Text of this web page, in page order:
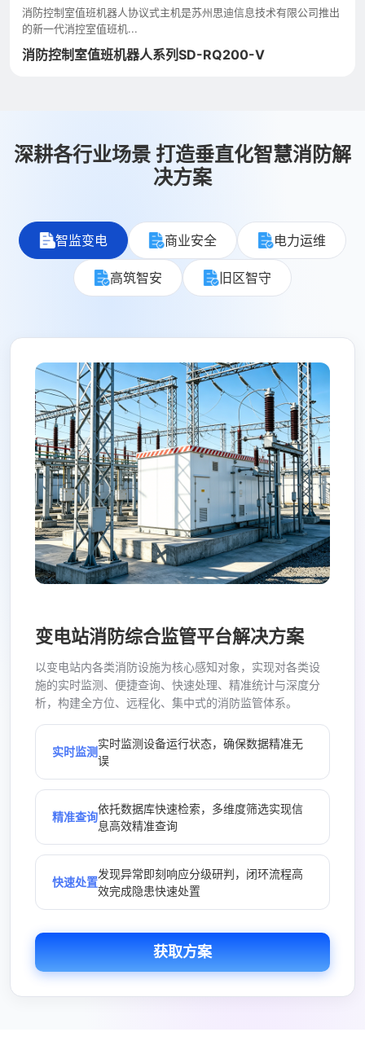
消防控制室值班机器人协议式主机是苏州思迪信息技术有限公司推出
的新一代消控室值班机...
消防控制室值班机器人系列SD-RQ200-V
深耕各行业场景 打造垂直化智慧消防解
决方案
智监变电 商业安全 电力运维
高筑智安 旧区智守
变电站消防综合监管平台解决方案
以变电站内各类消防设施为核心感知对象，实现对各类设
施的实时监测、便捷查询、快速处理、精准统计与深度分
析，构建全方位、远程化、集中式的消防监管体系。
实时监测
实时监测设备运行状态，确保数据精准无
误
精准查询
依托数据库快速检索，多维度筛选实现信
息高效精准查询
快速处置
发现异常即刻响应分级研判，闭环流程高
效完成隐患快速处置
获取方案